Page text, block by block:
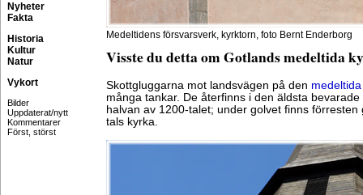
Nyheter
Fakta
Historia
Kultur
Natur
Vykort
Bilder
Uppdaterat/nytt
Kommentarer
Först, störst
Medeltidens försvarsverk, kyrktorn, foto Bernt Enderborg
Visste du detta om Gotlands medeltida
Skottgluggarna mot landsvägen på den
många tankar. De återfinns i den äldsta
halvan av 1200-talet; under golvet finns
tals kyrka.